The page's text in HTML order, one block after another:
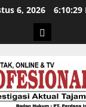
6, 2026 6:10:30